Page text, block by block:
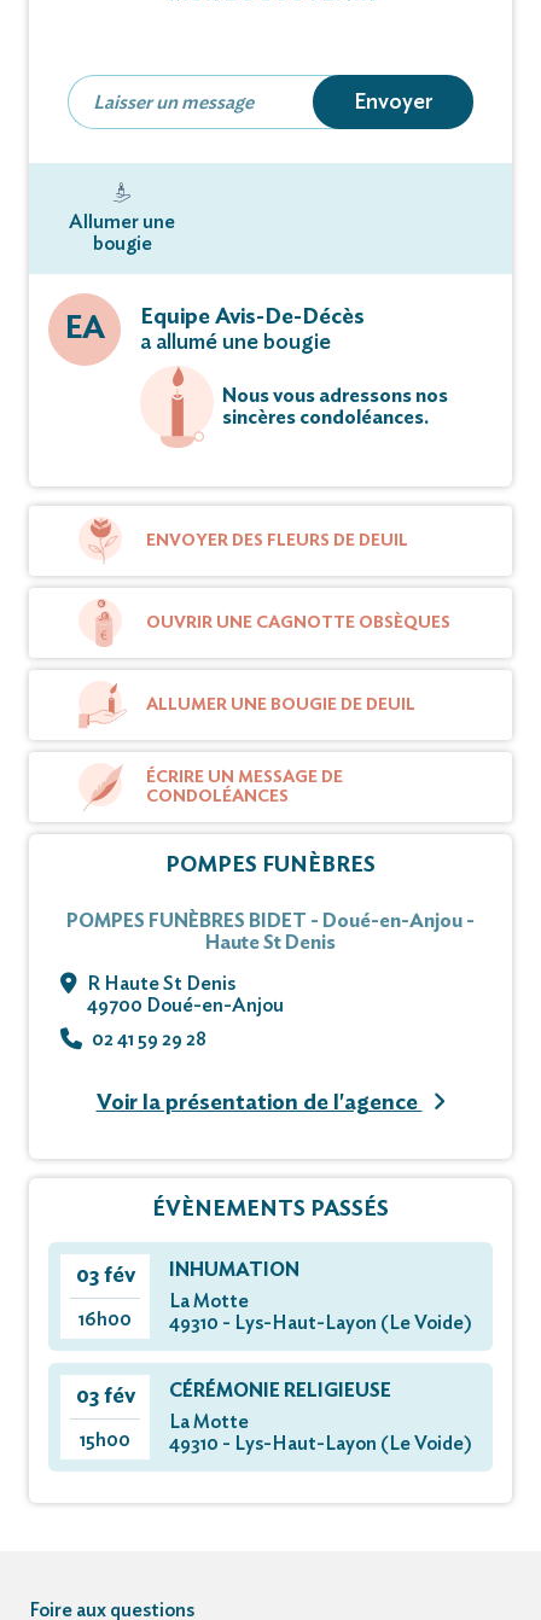
février 2023,
à 15 heures, en l’église de Tancoigné de Lys-Haut-
Pas de plaques.
Cet avis tient lieu de faire-part et de
remerciements.
Vous pouvez déposer vos messages de
condoléances et témoignages sur ce site.
Envoyer
Allumer une
bougie
EA
Equipe Avis-De-Décès
a allumé une bougie
Nous vous adressons nos
sincères condoléances.
ENVOYER DES FLEURS DE DEUIL
OUVRIR UNE CAGNOTTE OBSÈQUES
ALLUMER UNE BOUGIE DE DEUIL
ÉCRIRE UN MESSAGE DE
CONDOLÉANCES
POMPES FUNÈBRES
POMPES FUNÈBRES BIDET - Doué-en-Anjou -
Haute St Denis
R Haute St Denis
49700 Doué-en-Anjou
02 41 59 29 28
Voir la présentation de l'agence
ÉVÈNEMENTS PASSÉS
03 fév
16h00
INHUMATION
La Motte
49310 - Lys-Haut-Layon (Le Voide)
03 fév
15h00
CÉRÉMONIE RELIGIEUSE
La Motte
49310 - Lys-Haut-Layon (Le Voide)
Foire aux questions